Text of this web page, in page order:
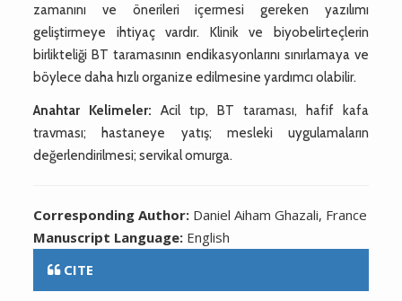
zamanını ve önerileri içermesi gereken yazılımı
geliştirmeye ihtiyaç vardır. Klinik ve biyobelirteçlerin
birlikteliği BT taramasının endikasyonlarını sınırlamaya ve
böylece daha hızlı organize edilmesine yardımcı olabilir.
Anahtar Kelimeler: Acil tıp, BT taraması, hafif kafa
travması; hastaneye yatış; mesleki uygulamaların
değerlendirilmesi; servikal omurga.
Corresponding Author: Daniel Aiham Ghazali, France
Manuscript Language: English
CITE